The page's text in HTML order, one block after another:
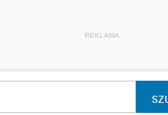
REKLAMA